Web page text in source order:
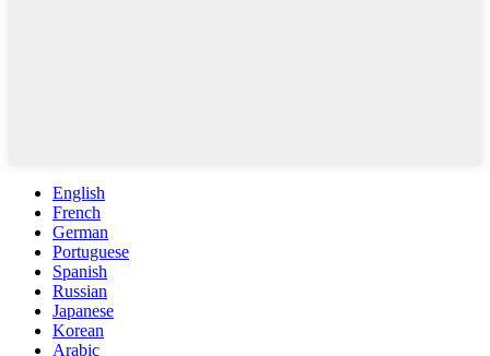
English
French
German
Portuguese
Spanish
Russian
Japanese
Korean
Arabic